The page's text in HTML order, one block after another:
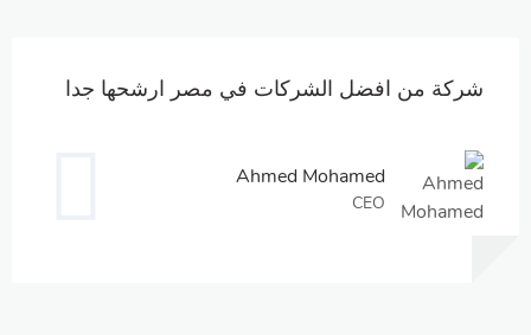
شركة من افضل الشركات في مصر ارشحها جدا
Ahmed Mohamed
CEO